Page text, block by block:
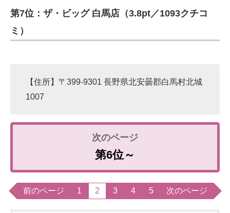
第7位：ザ・ビッグ 白馬店（3.8pt／1093クチコ
ミ）
【住所】〒399-9301 長野県北安曇郡白馬村北城
1007
第6位～
前のページ 1 2 3 4 5 次のページ